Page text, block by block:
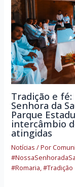
Tradição e fé:
Senhora da
Parque
intercâmbio
atingidas
Notícias / Por
#Romaria,#Tradição